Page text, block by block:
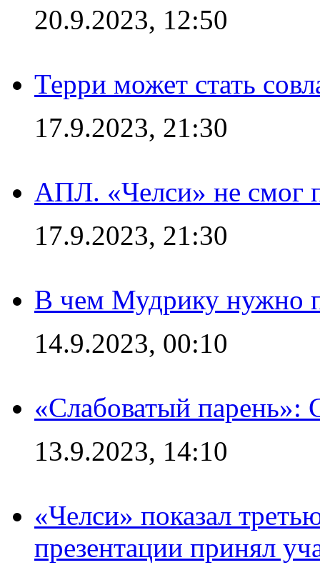
20.9.2023, 12:50
Терри может стать
17.9.2023, 21:30
АПЛ. «Челси» не смог
17.9.2023, 21:30
В чем Мудрику нужно
14.9.2023, 00:10
«Слабоватый парень»:
13.9.2023, 14:10
«Челси» показал
презентации принял